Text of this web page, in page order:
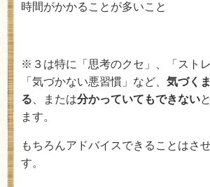
時間がかかることが多いこと
※３は特に「思考のクセ」、「ストレ
「気づかない悪習慣」など、 気づく
る 、または分かっていてもできない
ます。
もちろんアドバイスできることはさ
す。